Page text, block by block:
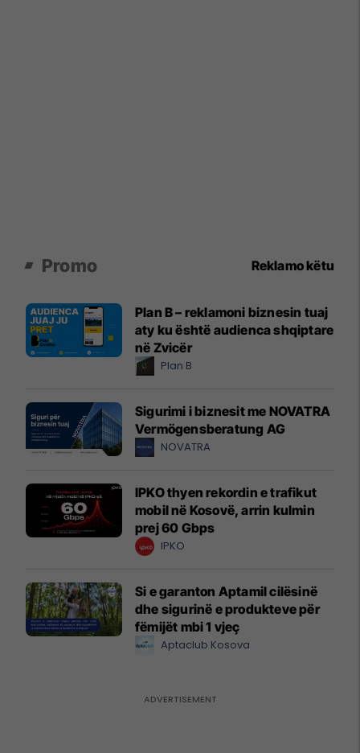
Promo Reklamo këtu
Plan B – reklamoni biznesin tuaj
aty ku është audienca shqiptare
në Zvicër
Plan B
Sigurimi i biznesit me NOVATRA
Vermögensberatung AG
NOVATRA
IPKO thyen rekordin e trafikut
mobil në Kosovë, arrin kulmin
prej 60 Gbps
IPKO
Si e garanton Aptamil cilësinë
dhe sigurinë e produkteve për
fëmijët mbi 1 vjeç
Aptaclub Kosova